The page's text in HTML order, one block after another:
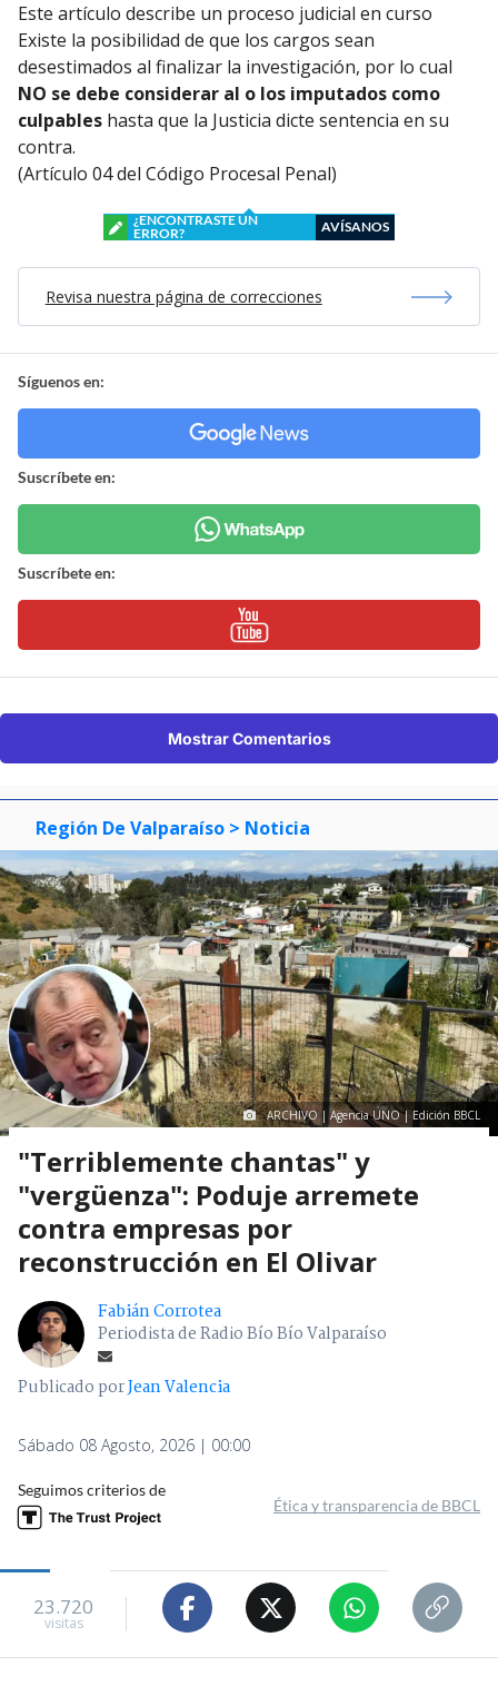
Este artículo describe un proceso judicial en curso
Existe la posibilidad de que los cargos sean
desestimados al finalizar la investigación, por lo cual
NO se debe considerar al o los imputados como
culpables hasta que la Justicia dicte sentencia en su
contra.
(Artículo 04 del Código Procesal Penal)
¿ENCONTRASTE UN
ERROR?
AVÍSANOS
Revisa nuestra página de correcciones
Síguenos en:
Suscríbete en:
Suscríbete en:
Mostrar Comentarios
Región De Valparaíso > Noticia
ARCHIVO | Agencia UNO | Edición BBCL
"Terriblemente chantas" y
"vergüenza": Poduje arremete
contra empresas por
reconstrucción en El Olivar
Fabián Corrotea
Periodista de Radio Bío Bío Valparaíso
Publicado porJean Valencia
Sábado 08 Agosto, 2026 | 00:00
Seguimos criterios de
Ética y transparencia de BBCL
23.720
visitas